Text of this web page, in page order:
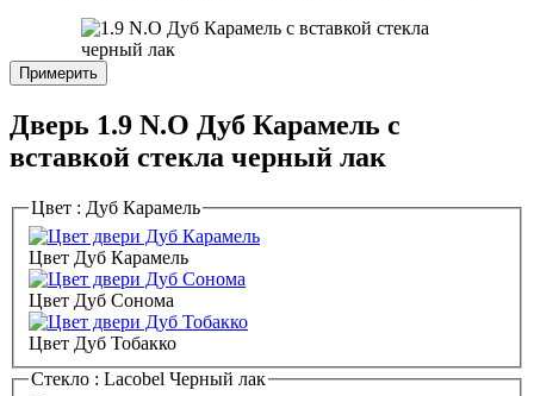
Примерить
Дверь 1.9 N.O Дуб Карамель с
вставкой стекла черный лак
Цвет : Дуб Карамель
Цвет Дуб Карамель
Цвет Дуб Сонома
Цвет Дуб Тобакко
Стекло : Lacobel Черный лак